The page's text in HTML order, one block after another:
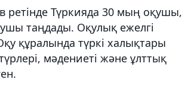
ретінде Түркияда 30 мың оқушы,
таңдады. Оқулық ежелгі
құралында түркі халықтары
мәдениеті және ұлттық